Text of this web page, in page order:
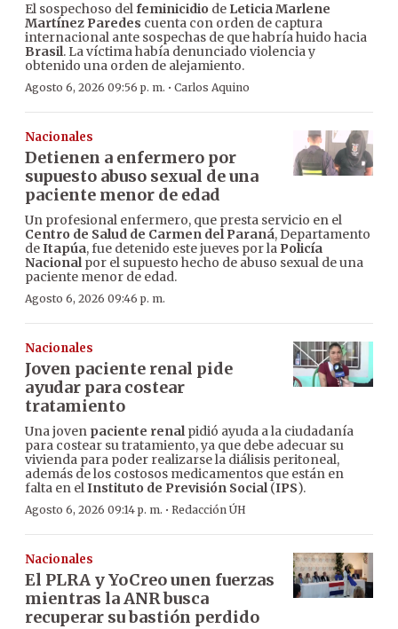
El sospechoso delfeminicidio de Leticia Marlene
Martínez Paredes cuenta con orden de captura
internacional ante sospechas de que habría huido hacia
Brasil. La víctima había denunciado violencia y
obtenido una orden de alejamiento.
Agosto 6, 2026 09:56 p. m. · Carlos Aquino
Nacionales
Detienen a enfermero por
supuesto abuso sexual de una
paciente menor de edad
Un profesional enfermero, que presta servicio en el
Centro de Salud de Carmen del Paraná, Departamento
deItapúa, fue detenido este jueves por la Policía
Nacionalpor el supuesto hecho de abuso sexual de una
paciente menor de edad.
Agosto 6, 2026 09:46 p. m.
Nacionales
Joven paciente renal pide
ayudar para costear
tratamiento
Una joven paciente renalpidió ayuda a la ciudadanía
para costear su tratamiento, ya que debe adecuar su
vivienda para poder realizarse la diálisis peritoneal,
además de los costosos medicamentos que están en
falta en elInstituto de Previsión Social(IPS).
Agosto 6, 2026 09:14 p. m. · Redacción ÚH
Nacionales
El PLRA y YoCreo unen fuerzas
mientras la ANR busca
recuperar su bastión perdido